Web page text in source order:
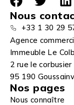
Nous
+33 1 30 29
Agence
Immeuble Le
2 rue le corbusier
95 190
Nos pages
Nous connaître